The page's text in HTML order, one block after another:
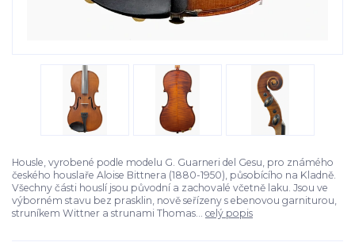
Housle, vyrobené podle modelu G. Guarneri del Gesu, pro známého
českého houslaře Aloise Bittnera (1880-1950), působícího na Kladně.
Všechny části houslí jsou původní a zachovalé včetně laku. Jsou ve
výborném stavu bez prasklin, nově seřízeny s ebenovou garniturou,
struníkem Wittner a strunami Thomas... celý popis